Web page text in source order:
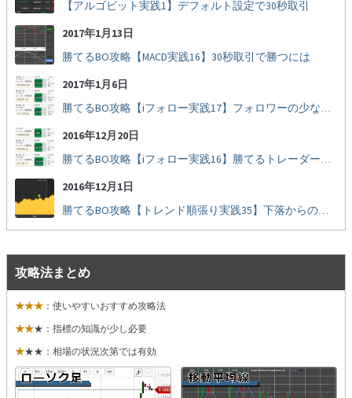
【アルゴビット実践1】デフォルト設定で30秒取引
2017年1月13日
勝てるBO攻略【MACD実践16】30秒取引で勝つには
2017年1月6日
勝てるBO攻略【iフォロー実践17】フォロワーの少ない人をフォローする
2016年12月20日
勝てるBO攻略【iフォロー実践16】勝てるトレーダーを見抜く
2016年12月1日
勝てるBO攻略【トレンド順張り実践35】下落からの反発を見極める
攻略法まとめ
★★★ ：使いやすいおすすめ攻略法
★★★：指標の知識が少し必要
★★★：相場の状況次第では有効